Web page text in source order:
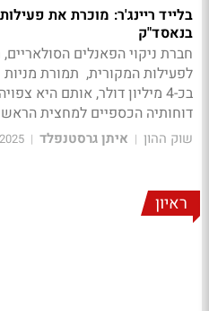
בלייד ריינג'ר: מוכרת את
בנאסד"ק
חברת ניקוי הפאנלים
לפעילות המקורית, תמורת מניות
בכ-4 מיליון דולר, אותם היא
דוחותיה הכספיים למחצית הראשונה
שוק ההון | איתן גרסטנפלד |
14:10
ראיון